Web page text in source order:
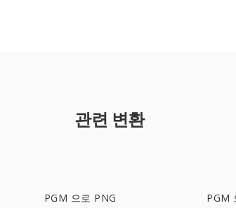
관련 변환
PGM 으로 PNG PGM